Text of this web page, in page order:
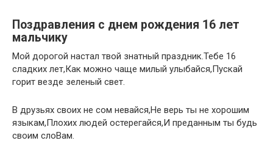
Поздравления с днем рождения 16 лет
мальчику
Мой дорогой настал твой знатный праздник.Тебе 16
сладких лет,Как можно чаще милый улыбайся,Пускай
горит везде зеленый свет.
В друзьях своих не сом невайся,Не верь ты не хорошим
языкам,Плохих людей остерегайся,И преданным ты будь
своим слоВам.